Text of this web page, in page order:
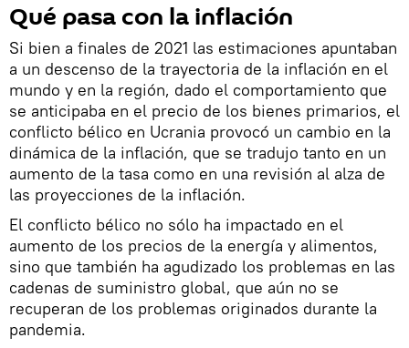
Qué pasa con la inflación
Si bien a finales de 2021 las estimaciones apuntaban
a un descenso de la trayectoria de la inflación en el
mundo y en la región, dado el comportamiento que
se anticipaba en el precio de los bienes primarios, el
conflicto bélico en Ucrania provocó un cambio en la
dinámica de la inflación, que se tradujo tanto en un
aumento de la tasa como en una revisión al alza de
las proyecciones de la inflación.
El conflicto bélico no sólo ha impactado en el
aumento de los precios de la energía y alimentos,
sino que también ha agudizado los problemas en las
cadenas de suministro global, que aún no se
recuperan de los problemas originados durante la
pandemia.